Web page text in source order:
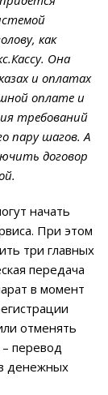
как
Она
и оплатах
оплате и
требований
пару шагов. А
договор
начать
При этом
три главных
передача
в момент
отменять
перевод
денежных